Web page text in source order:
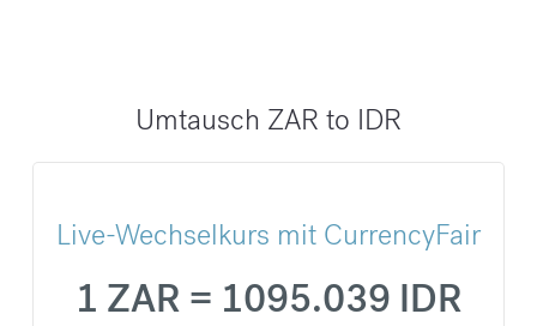
Umtausch ZAR to IDR
Live-Wechselkurs mit CurrencyFair
1 ZAR = 1095.039 IDR